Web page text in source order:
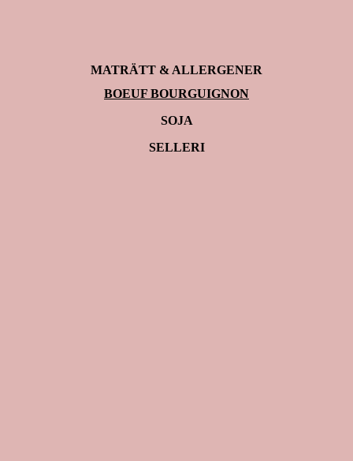
MATRÄTT & ALLERGENER
BOEUF BOURGUIGNON
SOJA
SELLERI